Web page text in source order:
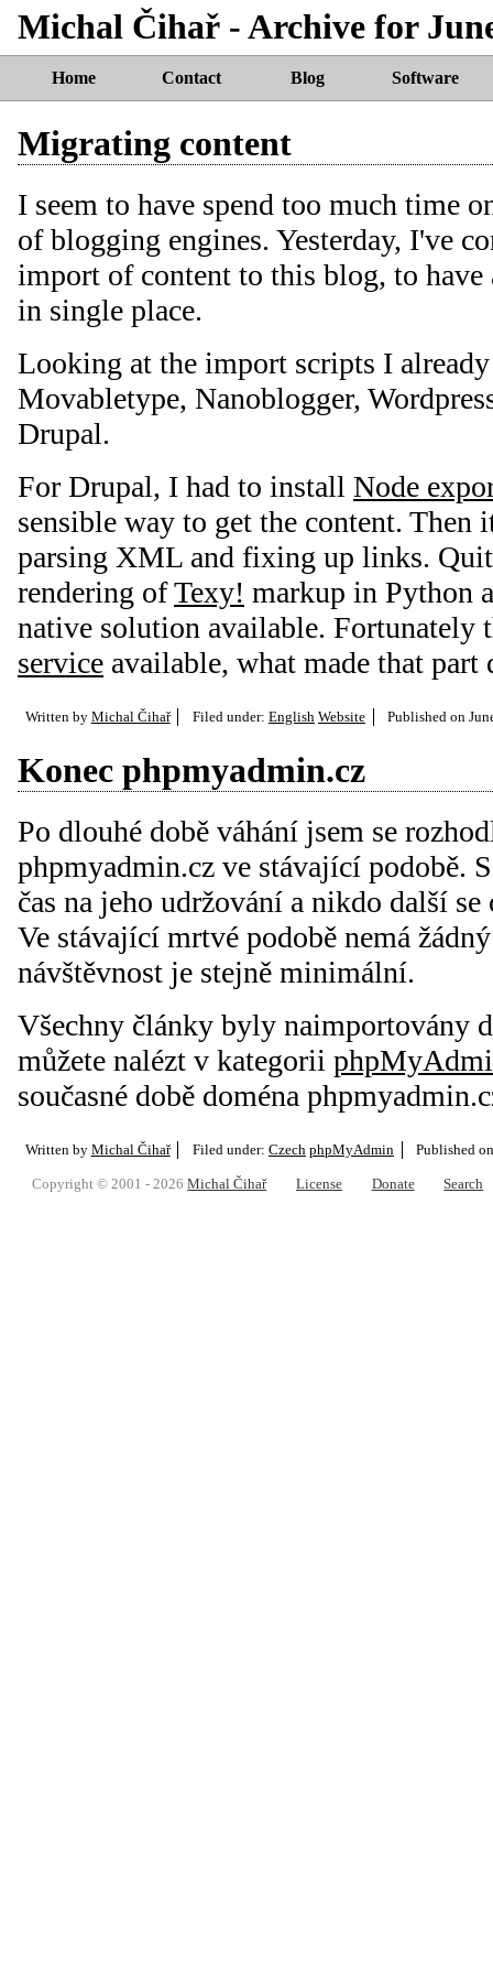
Michal Čihař - Archive for
Home Contact Blog Software
Migrating content
I seem to have spend too much time
of blogging engines. Yesterday, I've
import of content to this blog, to
in single place.
Looking at the import scripts I
Movabletype, Nanoblogger,
Drupal.
For Drupal, I had to install Node
sensible way to get the content. Then
parsing XML and fixing up links.
rendering ofTexy! markup in Python
native solution available. Fortunately
service available, what made that part
Written by Michal Čihař Filed under: English Website Published on
Konec phpmyadmin.cz
Po dlouhé době váhání jsem se
phpmyadmin.cz ve stávající podobě.
čas na jeho udržování a nikdo další
Ve stávající mrtvé podobě nemá
návštěvnost je stejně minimální.
Všechny články byly naimportovány
můžete nalézt v kategorii
současné době doména
Written by Michal Čihař Filed under: Czech phpMyAdmin Published
Copyright © 2001 - 2026Michal Čihař License Donate Search